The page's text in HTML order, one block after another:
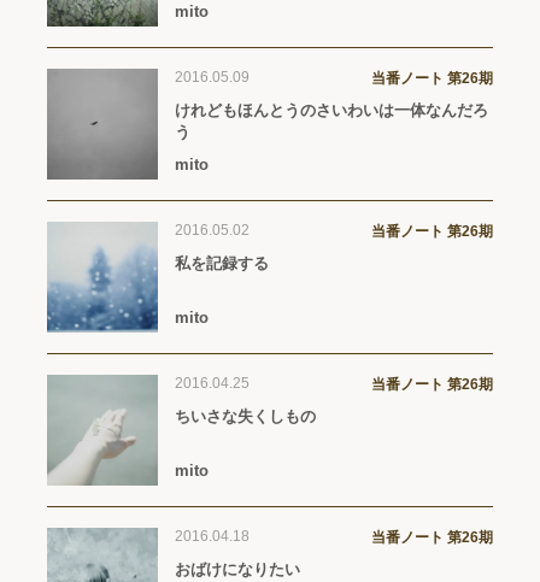
mito
2016.05.09 当番ノート 第26期
けれどもほんとうのさいわいは一体なんだろ
う
mito
2016.05.02 当番ノート 第26期
私を記録する
mito
2016.04.25 当番ノート 第26期
ちいさな失くしもの
mito
2016.04.18 当番ノート 第26期
おばけになりたい